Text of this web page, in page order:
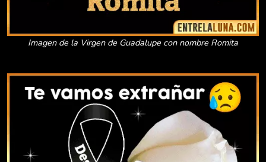
Imagen de la Virgen de Guadalupe con nombre Romita